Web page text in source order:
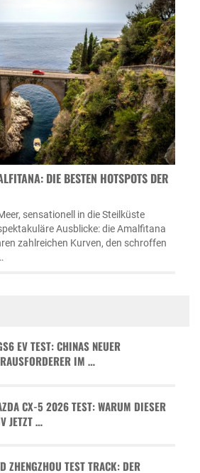
DIE BESTEN HOTSPOTS DER A
sensationell in die Steilküste
Ausblicke: die Amalfitana
zahlreichen Kurven, den schroffen
EV TEST: CHINAS NEUER
IM …
CX-5 2026 TEST: WARUM DIESER
JETZT …
ZHENGZHOU TEST TRACK: DER